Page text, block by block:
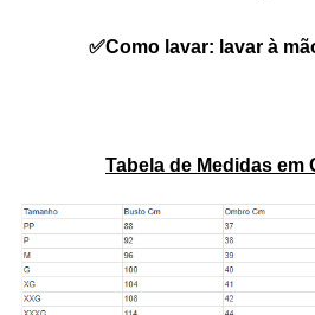
✅Como lavar: lavar à
Tabela de Medidas em